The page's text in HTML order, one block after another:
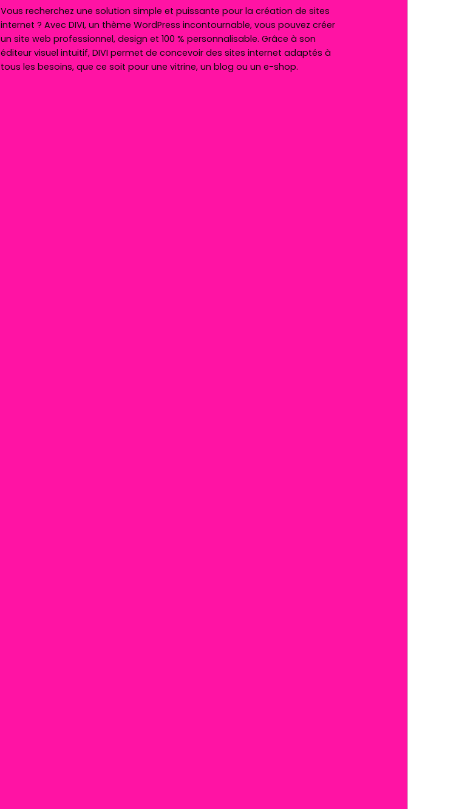
Vous recherchez une solution simple et puissante pour la création de sites
internet ? Avec DIVI, un thème WordPress incontournable, vous pouvez créer
un site web professionnel, design et 100 % personnalisable. Grâce à son
éditeur visuel intuitif, DIVI permet de concevoir des sites internet adaptés à
tous les besoins, que ce soit pour une vitrine, un blog ou un e-shop.